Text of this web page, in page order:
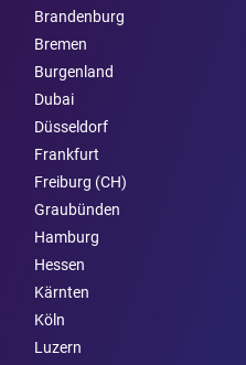
Brandenburg
Bremen
Burgen­land
Dubai
Düsseldorf
Frankfurt
Freiburg (CH)
Graubünden
Hamburg
Hessen
Kärnten
Köln
Luzern